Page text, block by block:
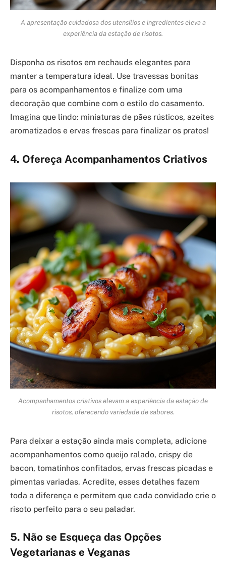
A apresentação cuidadosa dos utensílios e ingredientes eleva a
experiência da estação de risotos.
Disponha os risotos em rechauds elegantes para
manter a temperatura ideal. Use travessas bonitas
para os acompanhamentos e finalize com uma
decoração que combine com o estilo do casamento.
Imagina que lindo: miniaturas de pães rústicos, azeites
aromatizados e ervas frescas para finalizar os pratos!
4. Ofereça Acompanhamentos Criativos
Acompanhamentos criativos elevam a experiência da estação de
risotos, oferecendo variedade de sabores.
Para deixar a estação ainda mais completa, adicione
acompanhamentos como queijo ralado, crispy de
bacon, tomatinhos confitados, ervas frescas picadas e
pimentas variadas. Acredite, esses detalhes fazem
toda a diferença e permitem que cada convidado crie o
risoto perfeito para o seu paladar.
5. Não se Esqueça das Opções
Vegetarianas e Veganas